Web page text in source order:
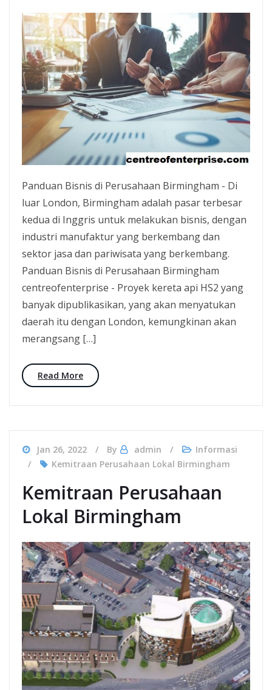
Panduan Bisnis di Perusahaan Birmingham - Di
luar London, Birmingham adalah pasar terbesar
kedua di Inggris untuk melakukan bisnis, dengan
industri manufaktur yang berkembang dan
sektor jasa dan pariwisata yang berkembang.
Panduan Bisnis di Perusahaan Birmingham
centreofenterprise - Proyek kereta api HS2 yang
banyak dipublikasikan, yang akan menyatukan
daerah itu dengan London, kemungkinan akan
merangsang […]
Read More
Jan 26, 2022 By admin
Informasi
Kemitraan Perusahaan Lokal Birmingham
Kemitraan Perusahaan
Lokal Birmingham